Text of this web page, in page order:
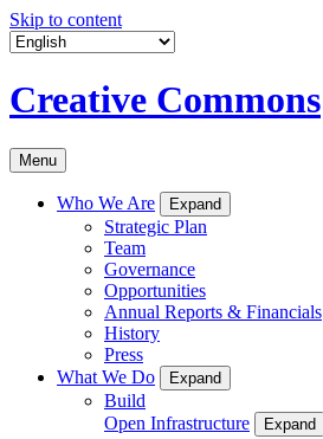
Skip to content
Creative Commons
Menu
Who We Are Expand
Strategic Plan
Team
Governance
Opportunities
Annual Reports & Financials
History
Press
What We Do
Expand
Build
Open Infrastructure
Expand